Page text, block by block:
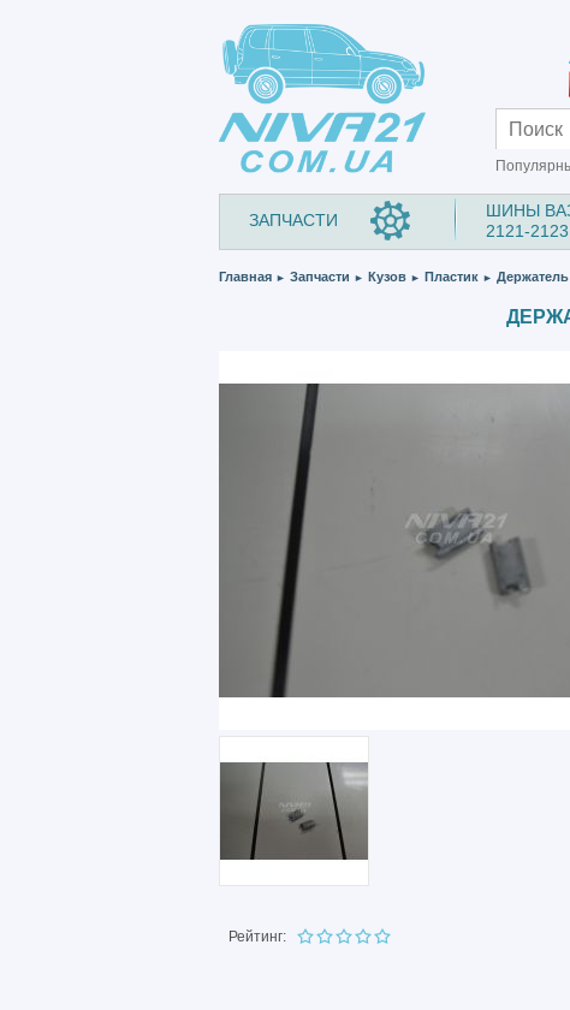
ЗАПЧАСТИ
ШИНЫ
2121-2123
Главная ► Запчасти ► Кузов ► Пластик ► Держатель
Рейтинг: